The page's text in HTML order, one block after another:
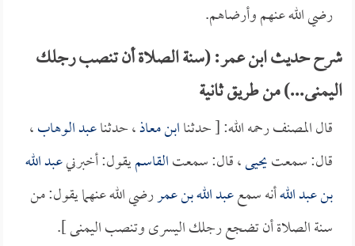
رضي الله عنهم وأرضاهم.
شرح حديث ابن عمر: (سنة الصلاة أن تنصب رجلك
اليمنى...) من طريق ثانية
قال المصنف رحمه الله: [ حدثناابن معاذ، حدثناعبد الوهاب،
قال: سمعتيحيى، قال: سمعتالقاسميقول: أخبرنيعبد الله
بن عبد اللهأنه سمععبد الله بن عمررضي الله عنهما يقول: من
سنة الصلاة أن تضجع رجلك اليسرى وتنصب اليمنى ].